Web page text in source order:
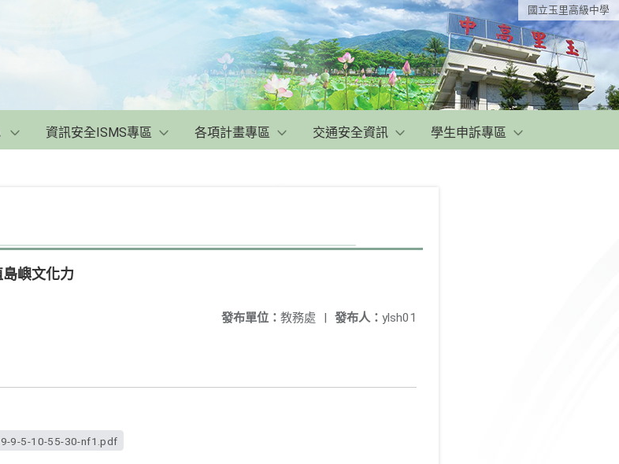
國立玉里高級中學
資訊安全ISMS專區 各項計畫專區 交通安全資訊 學生申訴專區
嶼文化力
發布人： ylsh01
發布單位： 教務處 |
9-5-10-55-30-nf1.pdf